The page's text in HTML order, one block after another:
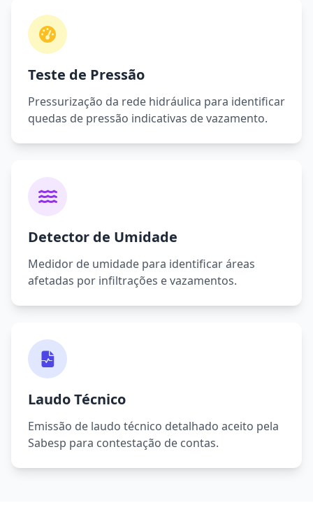
Teste de Pressão
Pressurização da rede hidráulica para identificar
quedas de pressão indicativas de vazamento.
Detector de Umidade
Medidor de umidade para identificar áreas
afetadas por infiltrações e vazamentos.
Laudo Técnico
Emissão de laudo técnico detalhado aceito pela
Sabesp para contestação de contas.